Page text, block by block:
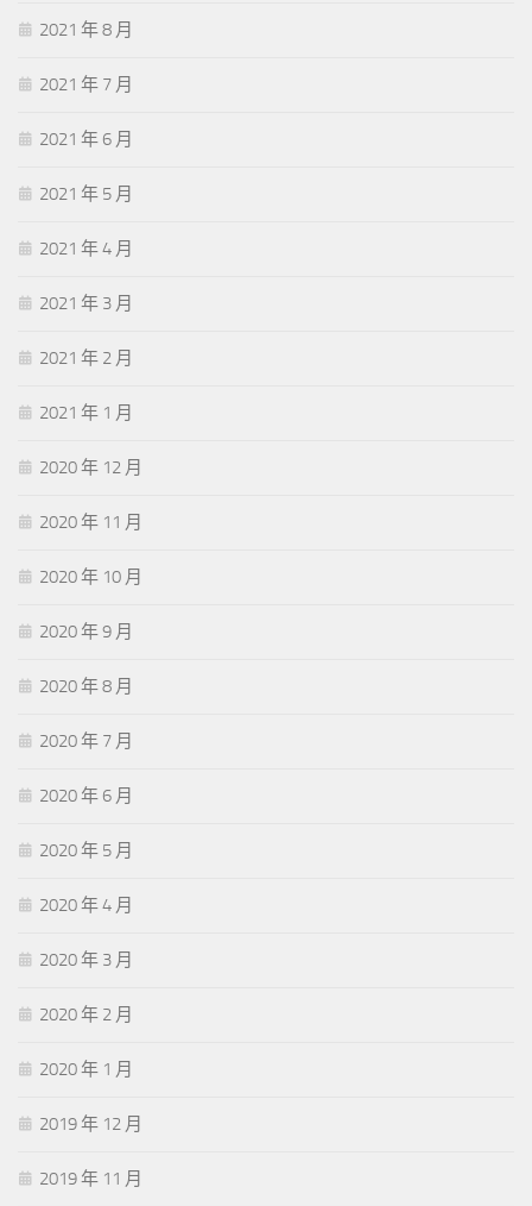
2021 年 8 月
2021 年 7 月
2021 年 6 月
2021 年 5 月
2021 年 4 月
2021 年 3 月
2021 年 2 月
2021 年 1 月
2020 年 12 月
2020 年 11 月
2020 年 10 月
2020 年 9 月
2020 年 8 月
2020 年 7 月
2020 年 6 月
2020 年 5 月
2020 年 4 月
2020 年 3 月
2020 年 2 月
2020 年 1 月
2019 年 12 月
2019 年 11 月